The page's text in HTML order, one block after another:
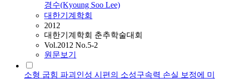
경수(Kyoung Soo Lee)
대한기계학회
2012
대한기계학회 춘추학술대회
Vol.2012 No.5-2
원문보기
소형 굽힘 파괴인성 시편의 소성구속력 손실 보정에 미